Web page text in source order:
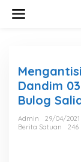
Dandim
Bulog
Admin
29/04/2021
Berita Satuan
246